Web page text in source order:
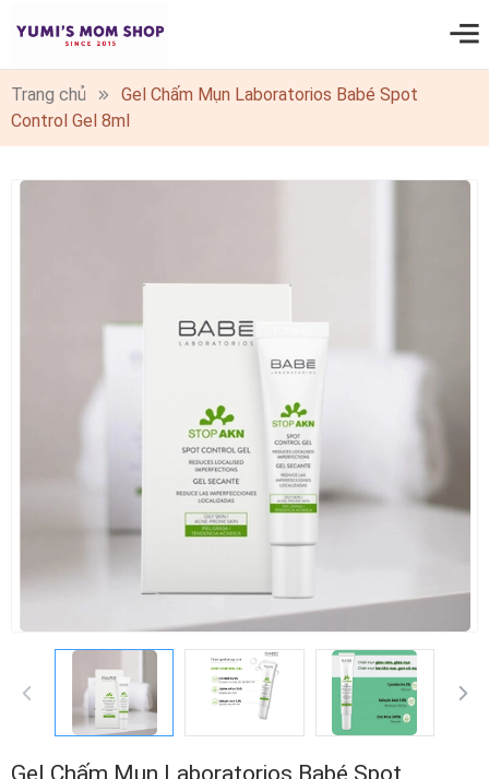
0
Trang chủ
Gel Chấm Mụn Laboratorios Babé Spot
Control Gel 8ml
Gel Chấm Mụn Laboratorios Babé Spot